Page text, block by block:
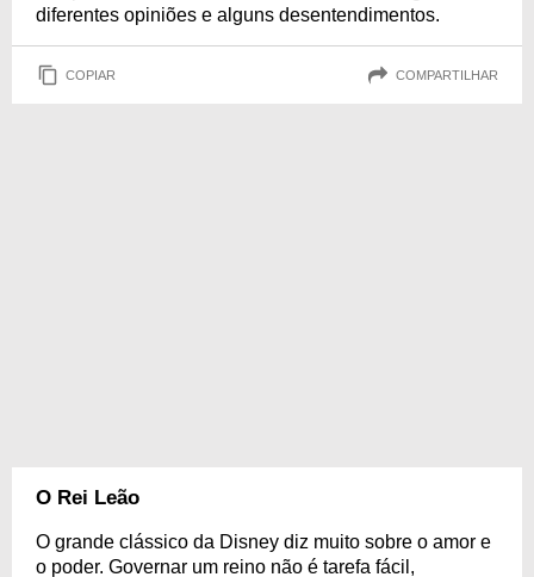
diferentes opiniões e alguns desentendimentos.
COPIAR COMPARTILHAR
O Rei Leão
O grande clássico da Disney diz muito sobre o amor e
o poder. Governar um reino não é tarefa fácil,